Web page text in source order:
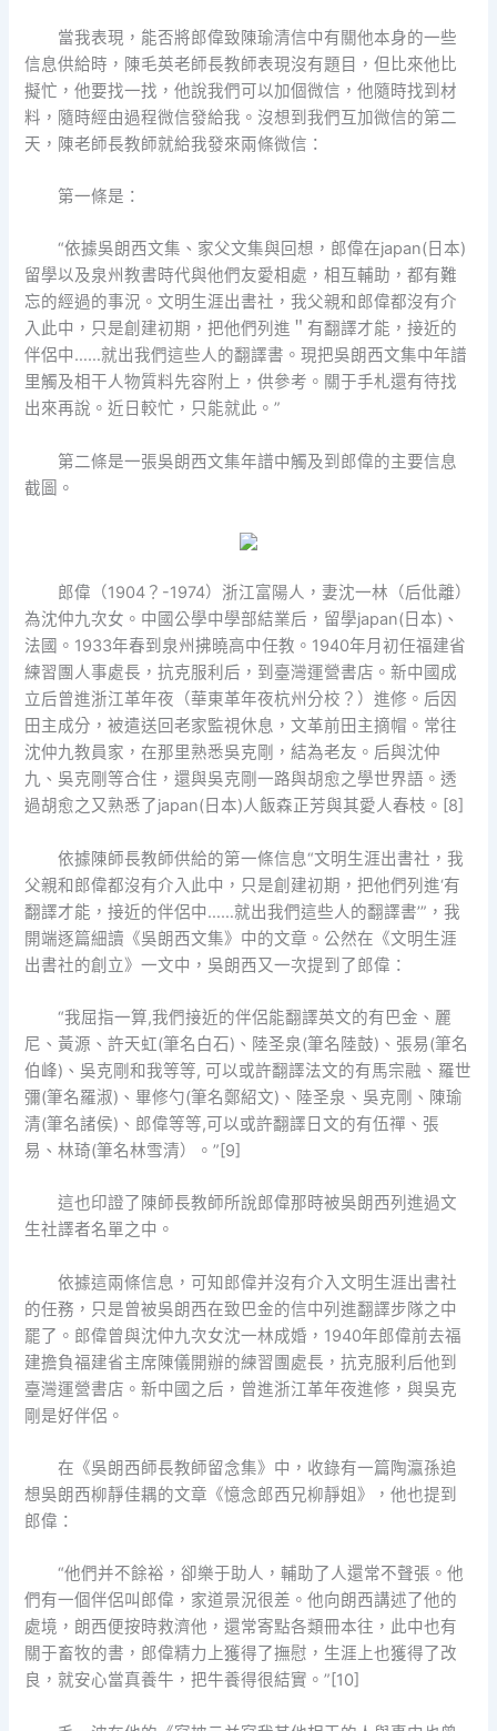
當我表現，能否將郎偉致陳瑜清信中有關他本身的一些
信息供給時，陳毛英老師長教師表現沒有題目，但比來他比
擬忙，他要找一找，他說我們可以加個微信，他隨時找到材
料，隨時經由過程微信發給我。沒想到我們互加微信的第二
天，陳老師長教師就給我發來兩條微信：
第一條是：
“依據吳朗西文集、家父文集與回想，郎偉在japan(日本)
留學以及泉州教書時代與他們友愛相處，相互輔助，都有難
忘的經過的事況。文明生涯出書社，我父親和郎偉都沒有介
入此中，只是創建初期，把他們列進＂有翻譯才能，接近的
伴侶中……就出我們這些人的翻譯書。現把吳朗西文集中年譜
里觸及相干人物質料先容附上，供參考。關于手札還有待找
出來再說。近日較忙，只能就此。”
第二條是一張吳朗西文集年譜中觸及到郎偉的主要信息
截圖。
郎偉（1904？-1974）浙江富陽人，妻沈一林（后仳離）
為沈仲九次女。中國公學中學部結業后，留學japan(日本)、
法國。1933年春到泉州拂曉高中任教。1940年月初任福建省
練習團人事處長，抗克服利后，到臺灣運營書店。新中國成
立后曾進浙江革年夜（華東革年夜杭州分校？）進修。后因
田主成分，被遣送回老家監視休息，文革前田主摘帽。常往
沈仲九教員家，在那里熟悉吳克剛，結為老友。后與沈仲
九、吳克剛等合住，還與吳克剛一路與胡愈之學世界語。透
過胡愈之又熟悉了japan(日本)人飯森正芳與其愛人春枝。[8]
依據陳師長教師供給的第一條信息“文明生涯出書社，我
父親和郎偉都沒有介入此中，只是創建初期，把他們列進‘有
翻譯才能，接近的伴侶中……就出我們這些人的翻譯書’”，我
開端逐篇細讀《吳朗西文集》中的文章。公然在《文明生涯
出書社的創立》一文中，吳朗西又一次提到了郎偉：
“我屈指一算,我們接近的伴侶能翻譯英文的有巴金、麗
尼、黃源、許天虹(筆名白石)、陸圣泉(筆名陸鼓)、張易(筆名
伯峰)、吳克剛和我等等, 可以或許翻譯法文的有馬宗融、羅世
彌(筆名羅淑)、畢修勺(筆名鄭紹文)、陸圣泉、吳克剛、陳瑜
清(筆名諸侯)、郎偉等等,可以或許翻譯日文的有伍禪、張
易、林琦(筆名林雪清）。”[9]
這也印證了陳師長教師所說郎偉那時被吳朗西列進過文
生社譯者名單之中。
依據這兩條信息，可知郎偉并沒有介入文明生涯出書社
的任務，只是曾被吳朗西在致巴金的信中列進翻譯步隊之中
罷了。郎偉曾與沈仲九次女沈一林成婚，1940年郎偉前去福
建擔負福建省主席陳儀開辦的練習團處長，抗克服利后他到
臺灣運營書店。新中國之后，曾進浙江革年夜進修，與吳克
剛是好伴侶。
在《吳朗西師長教師留念集》中，收錄有一篇陶瀛孫追
想吳朗西柳靜佳耦的文章《憶念郎西兄柳靜姐》，他也提到
郎偉：
“他們并不餘裕，卻樂于助人，輔助了人還常不聲張。他
們有一個伴侶叫郎偉，家道景況很差。他向朗西講述了他的
處境，朗西便按時救濟他，還常寄點各類冊本往，此中也有
關于畜牧的書，郎偉精力上獲得了撫慰，生涯上也獲得了改
良，就安心當真養牛，把牛養得很結實。”[10]